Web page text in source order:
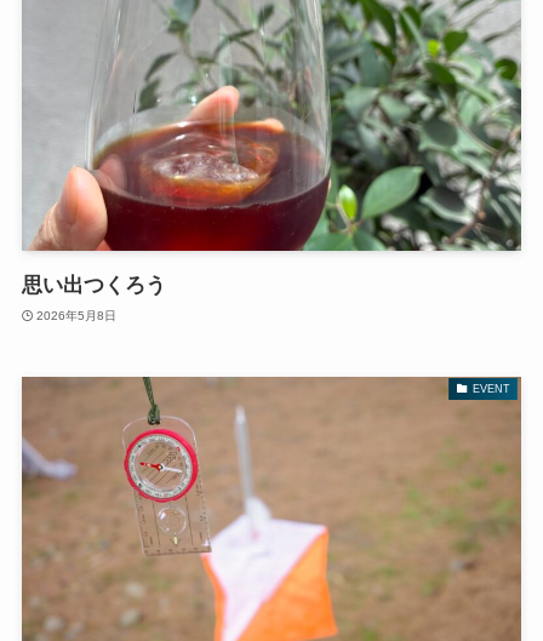
思い出つくろう
2026年5月8日
EVENT